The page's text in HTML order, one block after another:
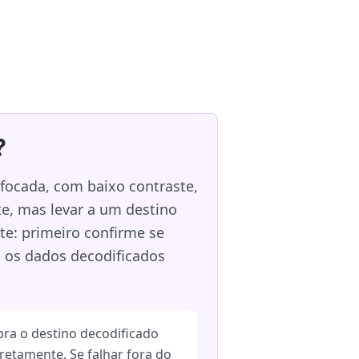
com baixo contraste,
mas levar a um destino
primeiro confirme se
dados decodificados
o destino decodificado
Se falhar fora do